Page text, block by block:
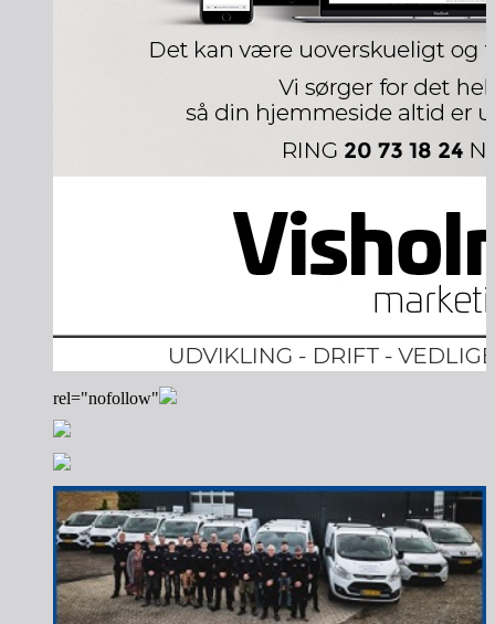
rel="nofollow"